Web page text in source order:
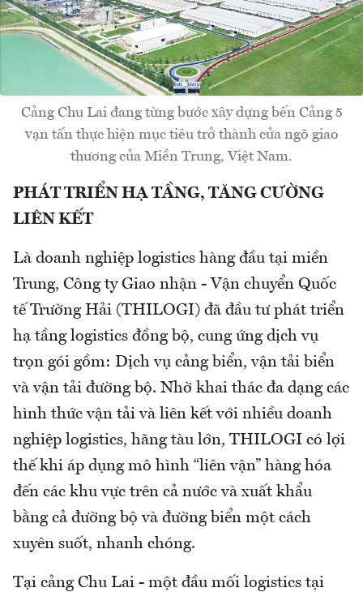
Cảng Chu Lai đang từng bước xây dựng bến Cảng 5
vạn tấn thực hiện mục tiêu trở thành cửa ngõ giao
thương của Miền Trung, Việt Nam.
PHÁT TRIỂN HẠ TẦNG, TĂNG CƯỜNG
LIÊN KẾT
Là doanh nghiệp logistics hàng đầu tại miền
Trung, Công ty Giao nhận - Vận chuyển Quốc
tế Trường Hải (THILOGI) đã đầu tư phát triển
hạ tầng logistics đồng bộ, cung ứng dịch vụ
trọn gói gồm: Dịch vụ cảng biển, vận tải biển
và vận tải đường bộ. Nhờ khai thác đa dạng các
hình thức vận tải và liên kết với nhiều doanh
nghiệp logistics, hãng tàu lớn, THILOGI có lợi
thế khi áp dụng mô hình “liên vận” hàng hóa
đến các khu vực trên cả nước và xuất khẩu
bằng cả đường bộ và đường biển một cách
xuyên suốt, nhanh chóng.
Tại cảng Chu Lai - một đầu mối logistics tại